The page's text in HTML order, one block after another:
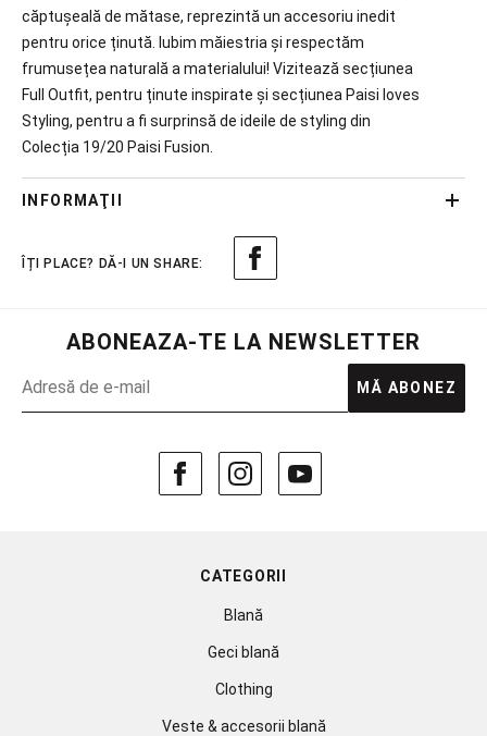
căptușeală de mătase, reprezintă un accesoriu inedit
pentru orice ținută. Iubim măiestria și respectăm
frumusețea naturală a materialului! Vizitează secțiunea
Full Outfit, pentru ținute inspirate și secțiunea Paisi loves
Styling, pentru a fi surprinsă de ideile de styling din
Colecția 19/20 Paisi Fusion.
INFORMAŢII
ABONEAZA-TE LA NEWSLETTER
MĂ ABONEZ
CATEGORII
Blană
Geci blană
Clothing
Veste & accesorii blană